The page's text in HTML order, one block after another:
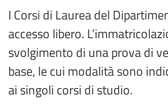
I Corsi di Laurea del
accesso libero.
svolgimento di una prova di
base, le cui modalità sono
ai singoli corsi di studio.